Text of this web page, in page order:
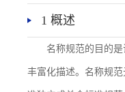
1 概述
名称规范的目的
丰富化描述。名称规